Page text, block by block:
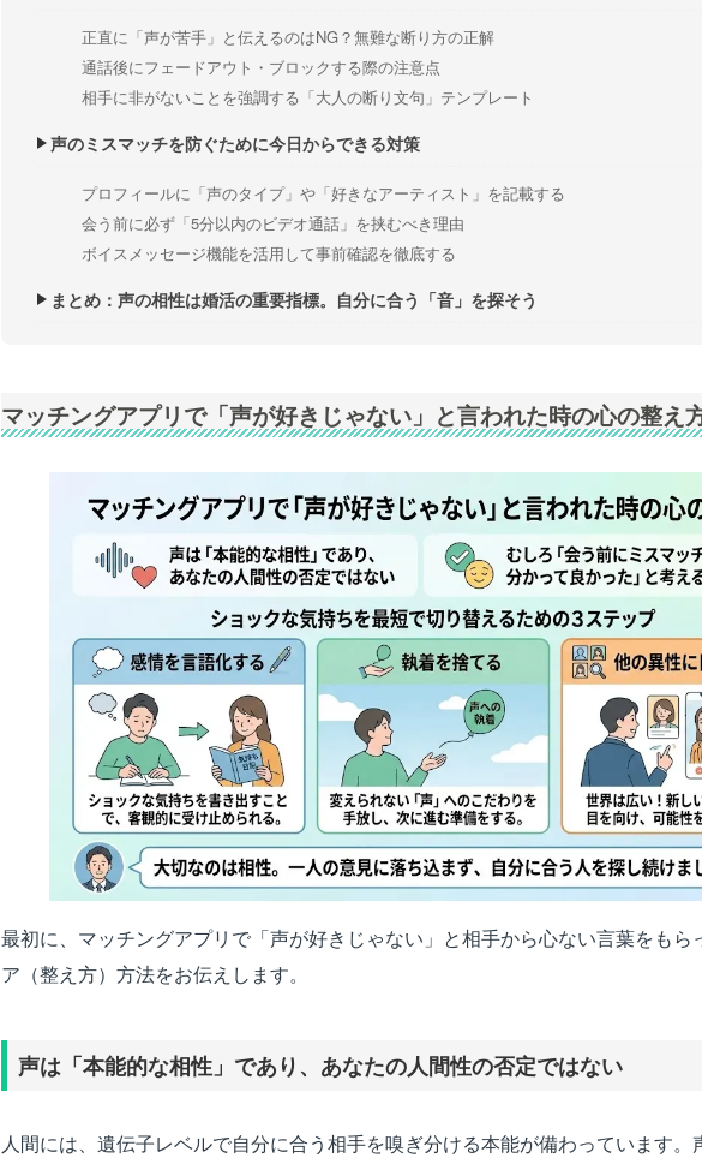
正直に「声が苦手」と伝えるのはNG？無難な断り方の正解
通話後にフェードアウト・ブロックする際の注意点
相手に非がないことを強調する「大人の断り文句」テンプレート
声のミスマッチを防ぐために今日からできる対策
プロフィールに「声のタイプ」や「好きなアーティスト」を記載する
会う前に必ず「5分以内のビデオ通話」を挟むべき理由
ボイスメッセージ機能を活用して事前確認を徹底する
まとめ：声の相性は婚活の重要指標。自分に合う「音」を探そう
マッチングアプリで「声が好きじゃない」と言われた時の心の整え
最初に、マッチングアプリで「声が好きじゃない」と相手から心ない言葉をもら
ア（整え方）方法をお伝えします。
声は「本能的な相性」であり、あなたの人間性の否定ではない
人間には、遺伝子レベルで自分に合う相手を嗅ぎ分ける本能が備わっています。